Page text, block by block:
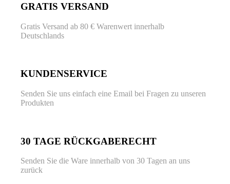
GRATIS VERSAND
Gratis Versand ab 80 € Warenwert innerhalb
Deutschlands
KUNDENSERVICE
Senden Sie uns einfach eine Email bei Fragen zu unseren
Produkten
30 TAGE RÜCKGABERECHT
Senden Sie die Ware innerhalb von 30 Tagen an uns
zurück